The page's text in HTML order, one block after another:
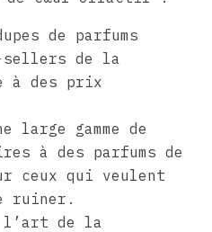
de parfums
sellers de la
à des prix
large gamme de
à des parfums de
ceux qui veulent
ruiner.
l’art de la